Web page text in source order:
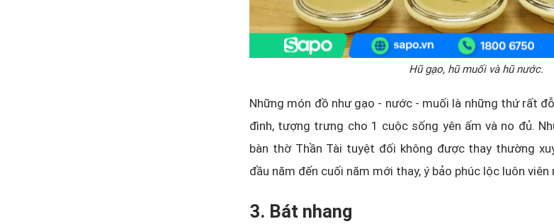
Hũ gạo, hũ muối và hũ nước.
Những món đồ như gạo - nước - muối là những thứ rất
đình, tượng trưng cho 1 cuộc sống yên ấm và no đủ.
bàn thờ Thần Tài tuyệt đối không được thay thường
đầu năm đến cuối năm mới thay, ý bảo phúc lộc luôn viên
3. Bát nhang